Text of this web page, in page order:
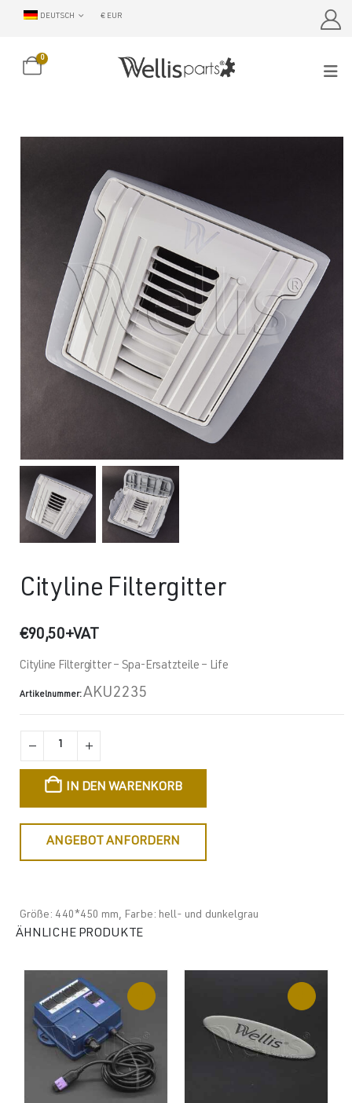
DEUTSCH € EUR
0
Cityline Filtergitter
€90,50+VAT
Cityline Filtergitter – Spa-Ersatzteile – Life
Artikelnummer:AKU2235
IN DEN WARENKORB
ANGEBOT ANFORDERN
Größe: 440*450 mm, Farbe: hell- und dunkelgrau
ÄHNLICHE PRODUKTE